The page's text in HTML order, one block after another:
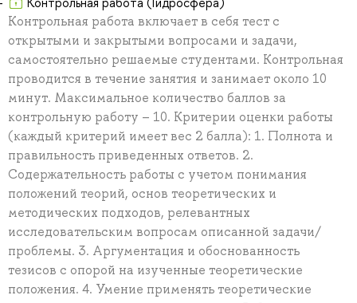
Контрольная работа включает в себя тест с
открытыми и закрытыми вопросами и задачи,
самостоятельно решаемые студентами. Контрольная
проводится в течение занятия и занимает около 10
минут. Максимальное количество баллов за
контрольную работу – 10. Критерии оценки работы
(каждый критерий имеет вес 2 балла): 1. Полнота и
правильность приведенных ответов. 2.
Содержательность работы с учетом понимания
положений теорий, основ теоретических и
методических подходов, релевантных
исследовательским вопросам описанной задачи/
проблемы. 3. Аргументация и обоснованность
тезисов с опорой на изученные теоретические
положения. 4. Умение применять теоретические